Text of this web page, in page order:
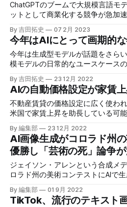
ChatGPTのブームで大規模言語モ
ットとして商業化する競争が急加
Microsoftを追って、腰の重かった
も雨後の筍のように現れている。大
By 吉田拓史 07 2月 2023
今年はAIにとって画期的
今年は生成型モデルが話題をさら
模モデルの日常的なユースケース
命科学で進行中の革命は見逃せず
た人も現れた。米政府が発出した
パイオニアとなった。
By 吉田拓史 23 12月 2022
AIの自動価格設定が家賃
不動産賃貸の価格設定に広く使わ
米国で家賃上昇を助長している可
（AI）の社会実装次第では、AIが
毀損されてしまう恐れを改めて思
い。
By 編集部 23 12月 2022
AI画像生成がコロラド州
優勝し「芸術の死」論争
ジェイソン・アレンという合成メ
ロラド州の美術コンテストにAIで
ジタルアート部門で1位を獲得した
れた。
By 編集部 01 9月 2022
TikTok、流行のテキスト